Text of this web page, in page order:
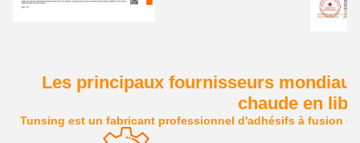
Les principaux fournisseurs
chaude en
Tunsing est un fabricant professionnel d'adhésifs à fusion